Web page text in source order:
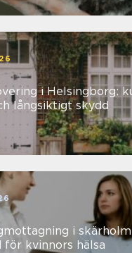
i Helsingborg:
långsiktigt skydd
i
för kvinnors hälsa